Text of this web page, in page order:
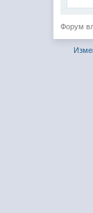
Форум